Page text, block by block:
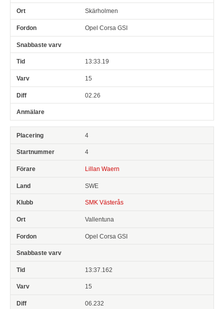
Skärholmen
Opel Corsa GSI
13:33.19
15
02.26
4
4
Lillan Waern
SWE
SMK Västerås
Vallentuna
Opel Corsa GSI
13:37.162
15
06.232